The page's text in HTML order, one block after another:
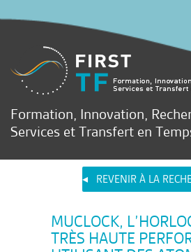
Formation, Innovation,
Services et Transfert en
REVENIR À LA
MUCLOCK,
TRÈS HAUTE